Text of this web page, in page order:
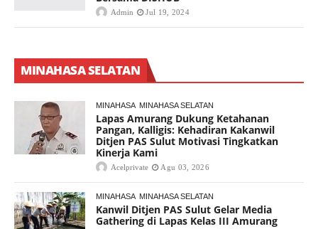
Admin Jul 19, 2024
MINAHASA SELATAN
MINAHASA MINAHASA SELATAN
Lapas Amurang Dukung Ketahanan
Pangan, Kalligis: Kehadiran Kakanwil
Ditjen PAS Sulut Motivasi Tingkatkan
Kinerja Kami
Acelprivate Agu 03, 2026
MINAHASA MINAHASA SELATAN
Kanwil Ditjen PAS Sulut Gelar Media
Gathering di Lapas Kelas III Amurang